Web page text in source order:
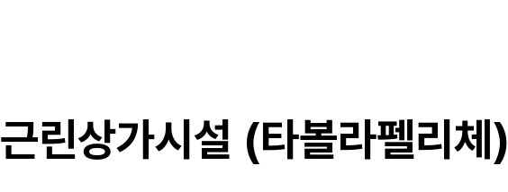
근린상가시설 (타볼라펠리체)